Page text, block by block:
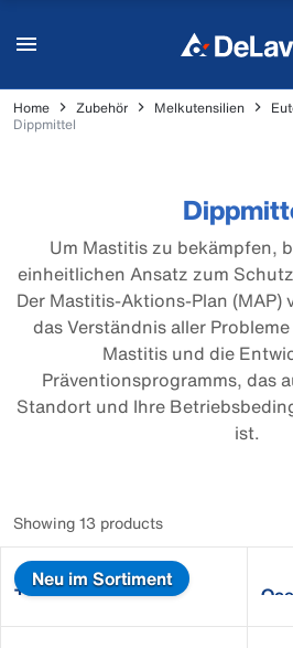
Home Zubehör Melkutensilien
Dippmittel
Um Mastitis zu bekämpfen,
einheitlichen Ansatz zum
Der Mastitis-Aktions-Plan (MAP)
das Verständnis aller
Mastitis und die
Präventionsprogramms, das
Standort und Ihre
ist.
Showing 13 products
Neu im Sortiment
Titan™